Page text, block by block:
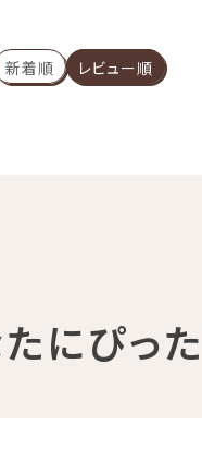
新着順 レビュー順
にぴっ